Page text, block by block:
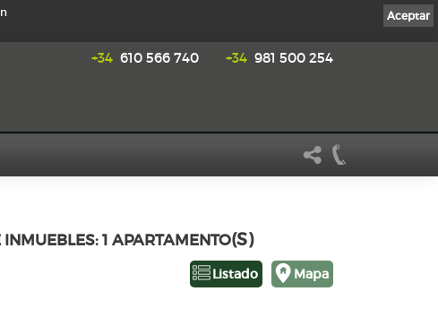
+34 981 500 254
+34 610 566 740
1 APARTAMENTO(S)
Mapa
Listado
Aceptar